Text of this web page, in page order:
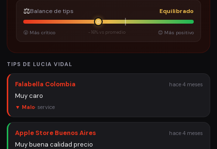
⚖️Balance de tips Equilibrado
⚖️
😤 Más crítico -16% vs promedio 😊 Más positivo
TIPS DE LUCIA VIDAL
Falabella Colombia hace 4 meses
Muy caro
▼ Malo· service
Apple Store Buenos Aires hace 4 meses
Muy buena calidad precio